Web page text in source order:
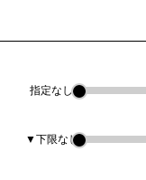
指定なし
▼下限なし